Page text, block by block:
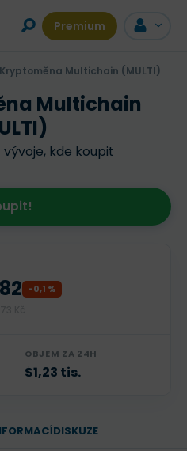
Premium
DISKUZE
Kryptoměna Multichain (MULTI)
Multichain
vývoje, kde koupit
-0,1 %
OBJEM ZA 24H
$1,23 tis.
DISKUZE